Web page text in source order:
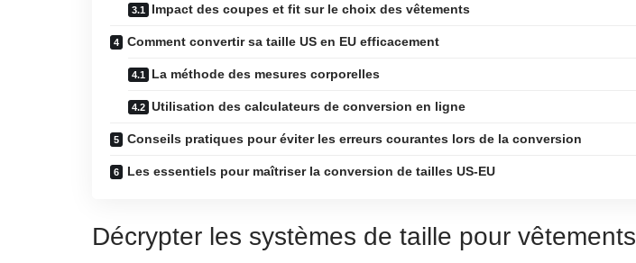
Impact des coupes et fit sur le choix des vêtements
Comment convertir sa taille US en EU efficacement
La méthode des mesures corporelles
Utilisation des calculateurs de conversion en ligne
Conseils pratiques pour éviter les erreurs courantes lors de la conversion
Les essentiels pour maîtriser la conversion de tailles US-EU
Décrypter les systèmes de taille pour vêtements